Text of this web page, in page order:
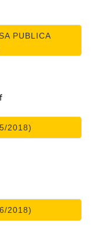
PUBLICA
2018)
2018)